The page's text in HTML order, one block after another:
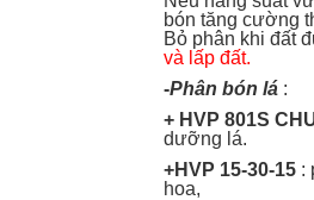
bón tăng cường
Bỏ phân khi đất
và lấp đất.
-Phân bón lá :
+ HVP 801S
dưỡng lá.
+HVP 15-30-15 :
hoa,